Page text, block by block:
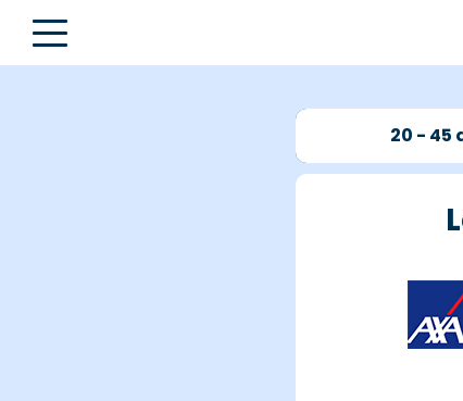
20 - 45